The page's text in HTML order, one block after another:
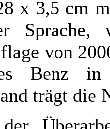
x 3,5 cm
von
Benz in
trägt die